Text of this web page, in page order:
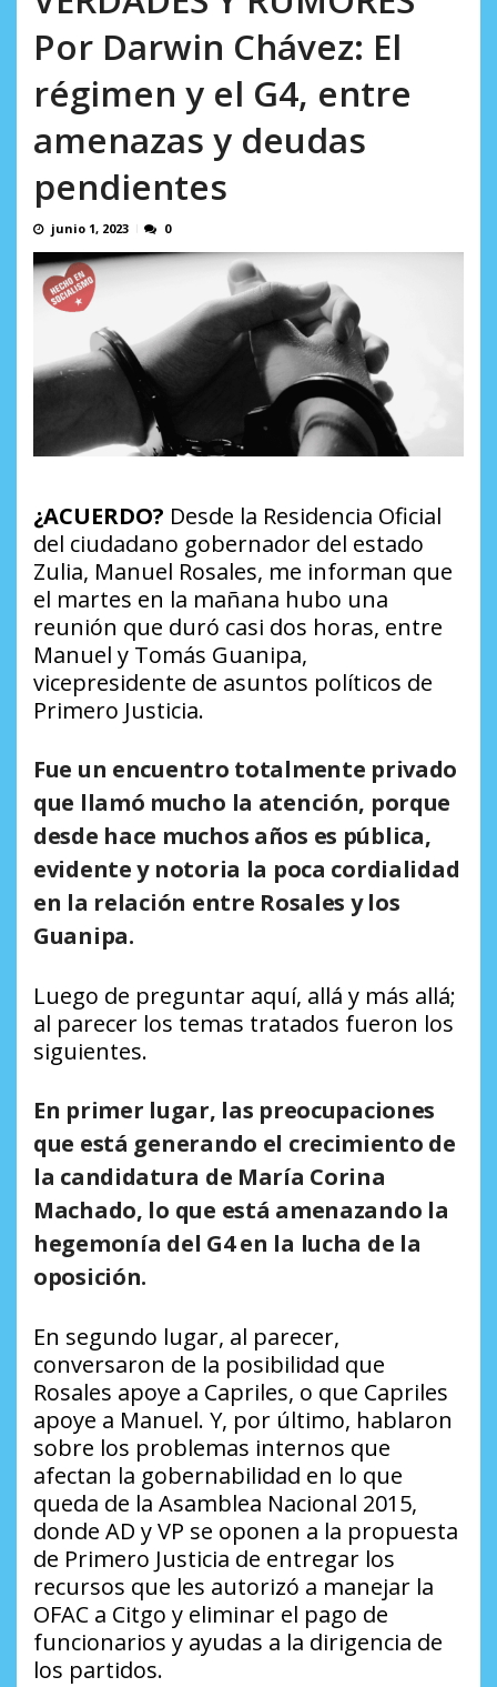
Por Darwin Chávez: El
régimen y el G4, entre
amenazas y deudas
pendientes
junio 1, 2023 0
¿ACUERDO? Desde la Residencia Oficial
del ciudadano gobernador del estado
Zulia, Manuel Rosales, me informan que
el martes en la mañana hubo una
reunión que duró casi dos horas, entre
Manuel y Tomás Guanipa,
vicepresidente de asuntos políticos de
Primero Justicia.
Fue un encuentro totalmente privado
que llamó mucho la atención, porque
desde hace muchos años es pública,
evidente y notoria la poca cordialidad
en la relación entre Rosales y los
Guanipa.
Luego de preguntar aquí, allá y más allá;
al parecer los temas tratados fueron los
siguientes.
En primer lugar, las preocupaciones
que está generando el crecimiento de
la candidatura de María Corina
Machado, lo que está amenazando la
hegemonía del G4 en la lucha de la
oposición.
En segundo lugar, al parecer,
conversaron de la posibilidad que
Rosales apoye a Capriles, o que Capriles
apoye a Manuel. Y, por último, hablaron
sobre los problemas internos que
afectan la gobernabilidad en lo que
queda de la Asamblea Nacional 2015,
donde AD y VP se oponen a la propuesta
de Primero Justicia de entregar los
recursos que les autorizó a manejar la
OFAC a Citgo y eliminar el pago de
funcionarios y ayudas a la dirigencia de
los partidos.